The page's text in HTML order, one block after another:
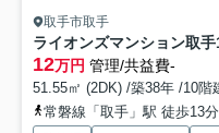
取手市取手
ライオンズマンション取
12万円 管理/共益費-
51.55㎡ (2DK) /築38年 /10階
常磐線「取手」駅 徒歩13分